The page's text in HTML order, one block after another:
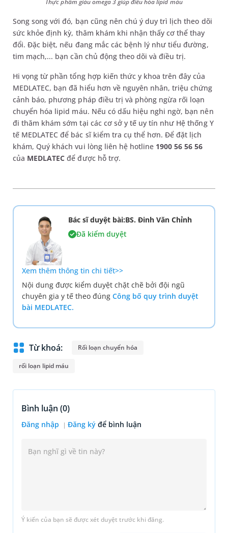
Thực phẩm giàu omega 3 giúp điều hòa lipid máu
Song song với đó, bạn cũng nên chú ý duy trì lịch theo dõi
sức khỏe định kỳ, thăm khám khi nhận thấy cơ thể thay
đổi. Đặc biệt, nếu đang mắc các bệnh lý như tiểu đường,
tim mạch,... bạn cần chủ động theo dõi và điều trị.
Hi vọng từ phần tổng hợp kiến thức y khoa trên đây của
MEDLATEC, bạn đã hiểu hơn về nguyên nhân, triệu chứng
cảnh báo, phương pháp điều trị và phòng ngừa rối loạn
chuyển hóa lipid máu. Nếu có dấu hiệu nghi ngờ, bạn nên
đi thăm khám sớm tại các cơ sở y tế uy tín như Hệ thống Y
tế MEDLATEC để bác sĩ kiểm tra cụ thể hơn. Để đặt lịch
khám, Quý khách vui lòng liên hệ hotline 1900 56 56 56
của MEDLATECđể được hỗ trợ.
Bác sĩ duyệt bài:BS. Đinh Văn Chỉnh
Đã kiểm duyệt
Xem thêm thông tin chi tiết>>
Nội dung được kiểm duyệt chặt chẽ bởi đội ngũ
chuyên gia y tế theo đúng Công bố quy trình duyệt
bài MEDLATEC.
Từ khoá: Rối loạn chuyển hóa
rối loạn lipid máu
Bình luận (0)
Đăng nhập Đăng ký để bình luận
Ý kiến của bạn sẽ được xét duyệt trước khi đăng.